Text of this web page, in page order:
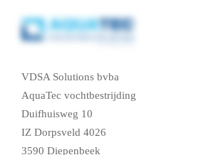
VDSA Solutions bvba
AquaTec vochtbestrijding
Duifhuisweg 10
IZ Dorpsveld 4026
3590 Diepenbeek